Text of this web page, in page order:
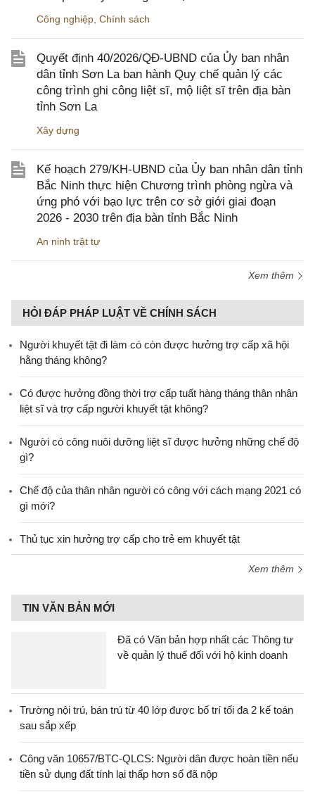
Công nghiệp Chính sách
Quyết định 40/2026/QĐ-UBND của Ủy ban nhân
dân tỉnh Sơn La ban hành Quy chế quản lý các
công trình ghi công liệt sĩ, mộ liệt sĩ trên địa bàn
tỉnh Sơn La
Xây dựng
Kế hoạch 279/KH-UBND của Ủy ban nhân dân tỉnh
Bắc Ninh thực hiện Chương trình phòng ngừa và
ứng phó với bạo lực trên cơ sở giới giai đoạn
2026 - 2030 trên địa bàn tỉnh Bắc Ninh
An ninh trật tự
Xem thêm
HỎI ĐÁP PHÁP LUẬT VỀ CHÍNH SÁCH
Người khuyết tật đi làm có còn được hưởng trợ cấp xã hội
hằng tháng không?
​Có được hưởng đồng thời trợ cấp tuất hàng tháng thân nhân
liệt sĩ và trợ cấp người khuyết tật không?
Người có công nuôi dưỡng liệt sĩ được hưởng những chế độ
gì?
Chế độ của thân nhân người có công với cách mạng 2021 có
gì mới?
Thủ tục xin hưởng trợ cấp cho trẻ em khuyết tật
Xem thêm
TIN VĂN BẢN MỚI
Đã có Văn bản hợp nhất các Thông tư
về quản lý thuế đối với hộ kinh doanh
Trường nội trú, bán trú từ 40 lớp được bố trí tối đa 2 kế toán
sau sắp xếp
Công văn 10657/BTC-QLCS: Người dân được hoàn tiền nếu
tiền sử dụng đất tính lại thấp hơn số đã nộp